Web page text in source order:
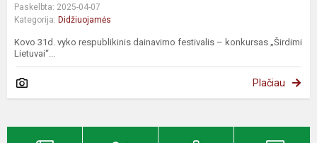
Paskelbta: 2025-04-07
Kategorija: Didžiuojamės
Kovo 31d. vyko respublikinis dainavimo festivalis – konkursas „Širdimi
Lietuvai“...
Plačiau